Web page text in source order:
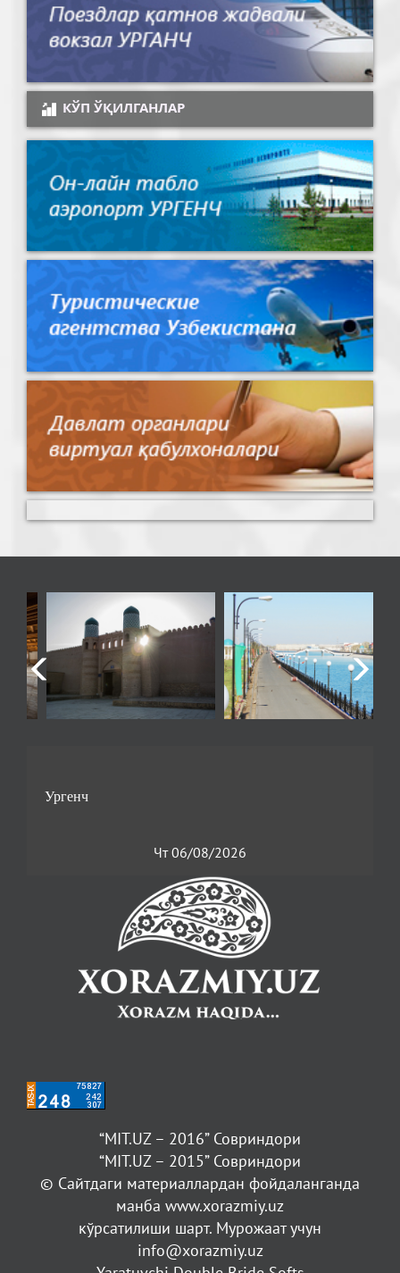
КЎП ЎҚИЛГАНЛАР
Чт 06/08/2026
“MIT.UZ – 2016” Совриндори
“MIT.UZ – 2015” Совриндори
© Сайтдаги материаллардан фойдаланганда
манба www.xorazmiy.uz
кўрсатилиши шарт. Мурожаат учун
info@xorazmiy.uz